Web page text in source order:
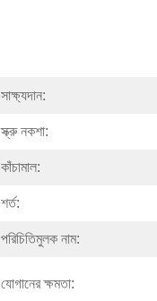
সাক্ষ্যদান:
স্ক্রু নকশা:
কাঁচামাল:
শর্ত:
পরিচিতিমুলক নাম:
যোগানের ক্ষমতা: